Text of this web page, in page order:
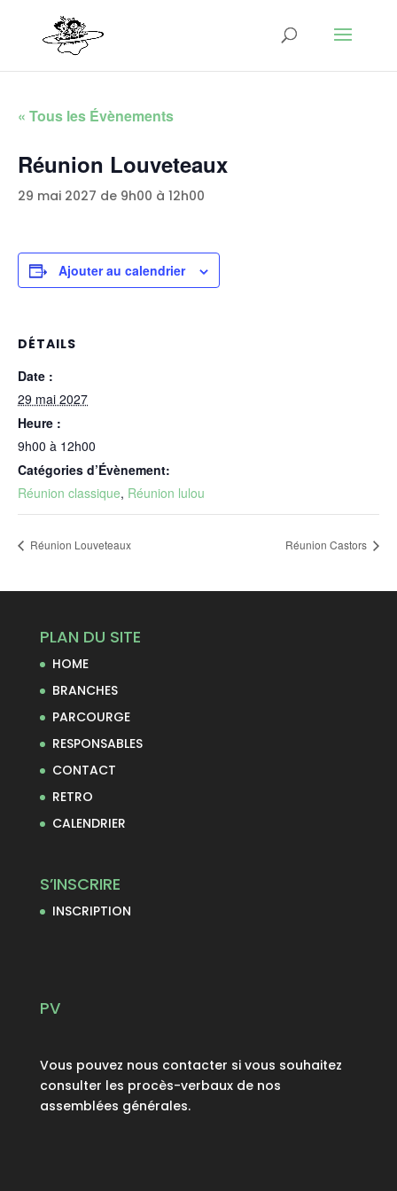
« Tous les Évènements
Réunion Louveteaux
29 mai 2027 de 9h00 à 12h00
Ajouter au calendrier
DÉTAILS
Date :
29 mai 2027
Heure :
9h00 à 12h00
Catégories d’Évènement:
Réunion classique, Réunion lulou
Réunion Louveteaux Réunion Castors
PLAN DU SITE
HOME
BRANCHES
PARCOURGE
RESPONSABLES
CONTACT
RETRO
CALENDRIER
S’INSCRIRE
INSCRIPTION
PV
Vous pouvez nous contacter si vous souhaitez
consulter les procès-verbaux de nos
assemblées générales.